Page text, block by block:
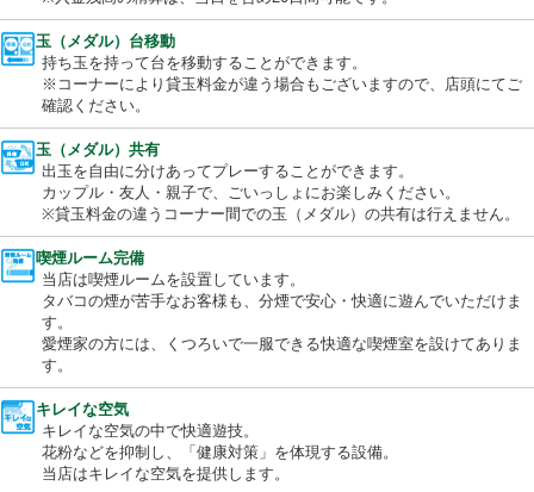
用でき、使い残しても残額の払い戻しができます。
※入金残高の精算は、当日を含め20日間可能です。
玉（メダル）台移動
持ち玉を持って台を移動することができます。
※コーナーにより貸玉料金が違う場合もございますので、店頭に
確認ください。
玉（メダル）共有
出玉を自由に分けあってプレーすることができます。
カップル・友人・親子で、ごいっしょにお楽しみください。
※貸玉料金の違うコーナー間での玉（メダル）の共有は行えませ
喫煙ルーム完備
当店は喫煙ルームを設置しています。
タバコの煙が苦手なお客様も、分煙で安心・快適に遊んでいただ
す。
愛煙家の方には、くつろいで一服できる快適な喫煙室を設けてあ
す。
キレイな空気